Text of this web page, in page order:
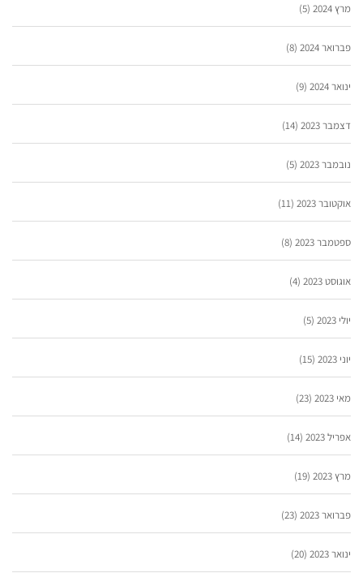
מרץ 2024 (5)
פברואר 2024 (8)
ינואר 2024 (9)
דצמבר 2023 (14)
נובמבר 2023 (5)
אוקטובר 2023 (11)
ספטמבר 2023 (8)
אוגוסט 2023 (4)
יולי 2023 (5)
יוני 2023 (15)
מאי 2023 (23)
אפריל 2023 (14)
מרץ 2023 (19)
פברואר 2023 (23)
ינואר 2023 (20)